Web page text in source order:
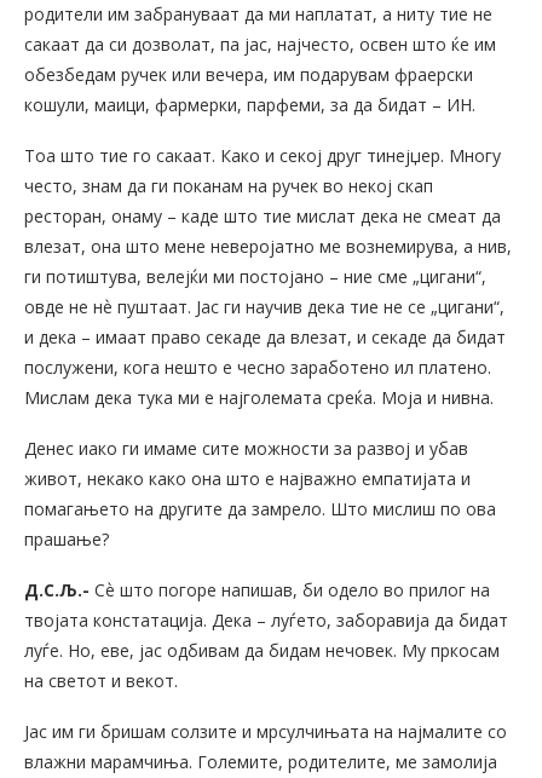
родители им забрануваат да ми наплатат, а ниту тие не
сакаат да си дозволат, па јас, најчесто, освен што ќе им
обезбедам ручек или вечера, им подарувам фраерски
кошули, маици, фармерки, парфеми, за да бидат – ИН.
Тоа што тие го сакаат. Како и секој друг тинејџер. Многу
често, знам да ги поканам на ручек во некој скап
ресторан, онаму – каде што тие мислат дека не смеат да
влезат, она што мене неверојатно ме вознемирува, а нив,
ги потиштува, велејќи ми постојано – ние сме „цигани“,
овде не нѐ пуштаат. Јас ги научив дека тие не се „цигани“,
и дека – имаат право секаде да влезат, и секаде да бидат
послужени, кога нешто е чесно заработено ил платено.
Мислам дека тука ми е најголемата среќа. Моја и нивна.
Денес иако ги имаме сите можности за развој и убав
живот, некако како она што е најважно емпатијата и
помагањето на другите да замрело. Што мислиш по ова
прашање?
Д.С.Љ.- Сѐ што погоре напишав, би одело во прилог на
твојата констатација. Дека – луѓето, заборавија да бидат
луѓе. Но, еве, јас одбивам да бидам нечовек. Му пркосам
на светот и векот.
Јас им ги бришам солзите и мрсулчињата на најмалите со
влажни марамчиња. Големите, родителите, ме замолија